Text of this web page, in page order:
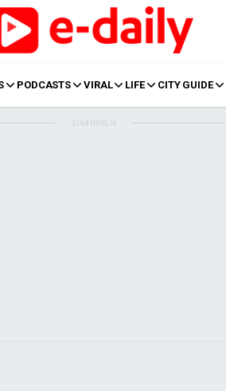
PODCASTS VIRAL LIFE CITY GUIDE
ΔΙΑΦΗΜΙΣΗ